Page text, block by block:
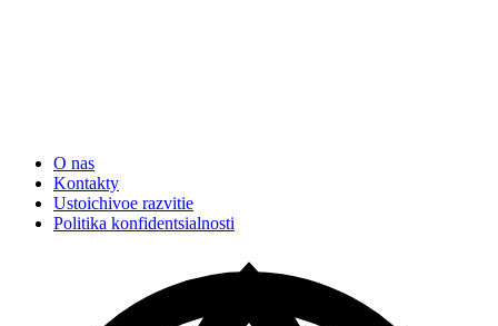
O nas
Kontakty
Ustoichivoe razvitie
Politika konfidentsialnosti